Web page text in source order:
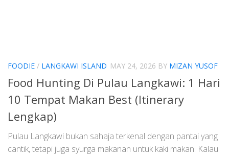
FOODIE / LANGKAWI ISLAND MAY 24, 2026 BY MIZAN YUSOF
Food Hunting Di Pulau Langkawi: 1 Hari
10 Tempat Makan Best (Itinerary
Lengkap)
Pulau Langkawi bukan sahaja terkenal dengan pantai yang
cantik, tetapi juga syurga makanan untuk kaki makan. Kalau